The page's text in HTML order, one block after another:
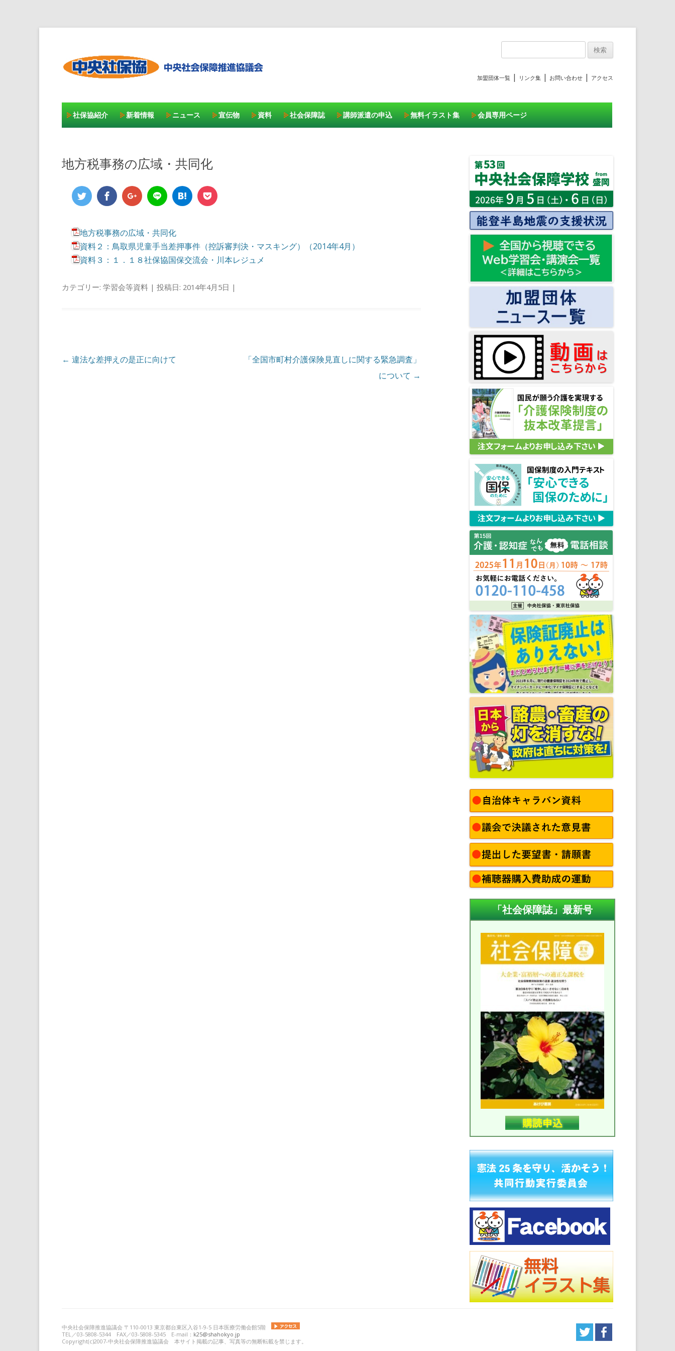
索:
加盟団体一覧| リンク集| お問い合わせ| アクセス
社保協紹介 新着情報 ニュース 宣伝物 資料 社会保障誌 講師派遣の申込 無料イラスト集 会員専用ページ
地方税事務の広域・共同化
地方税事務の広域・共同化
資料２：鳥取県児童手当差押事件（控訴審判決・マスキング）（2014年4月）
資料３：１．１８社保協国保交流会・川本レジュメ
カテゴリー:学習会等資料 | 投稿日: 2014年4月5日 |
投稿ナビゲーション
← 違法な差押えの是正に向けて
「全国市町村介護保険見直しに関する緊急調査」
について →
「社会保障誌」最新号
中央社会保障推進協議会 〒110-0013 東京都台東区入谷1-9-5 日本医療労働会館5階
TEL／03-5808-5344 FAX／03-5808-5345 E-mail： k25@shahokyo.jp
Copyright(c)2007-中央社会保障推進協議会 本サイト掲載の記事、写真等の無断転載を禁じます。